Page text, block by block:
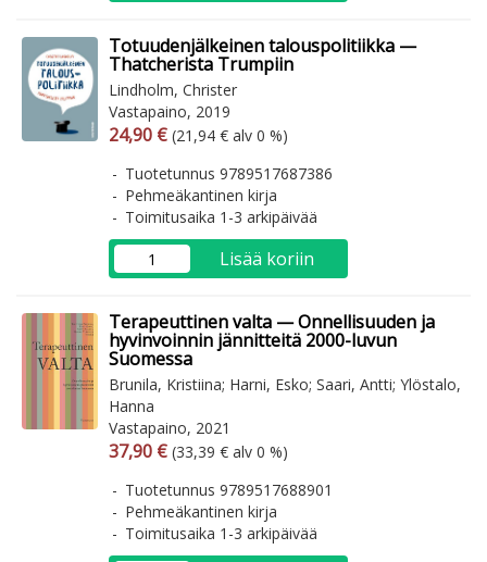
Totuudenjälkeinen talouspolitiikka —
Thatcherista Trumpiin
Lindholm, Christer
Vastapaino, 2019
Arvonlisäverollinen hinta
24,90 € Arvonlisäveroton hinta
(21,94 € alv 0 %)
Tuotetunnus 9789517687386
Pehmeäkantinen kirja
Toimitusaika 1-3 arkipäivää
Lisää koriin
Terapeuttinen valta — Onnellisuuden ja
hyvinvoinnin jännitteitä 2000-luvun
Suomessa
Brunila, Kristiina; Harni, Esko; Saari, Antti; Ylöstalo,
Hanna
Vastapaino, 2021
Arvonlisäverollinen hinta
37,90 € Arvonlisäveroton hinta
(33,39 € alv 0 %)
Tuotetunnus 9789517688901
Pehmeäkantinen kirja
Toimitusaika 1-3 arkipäivää